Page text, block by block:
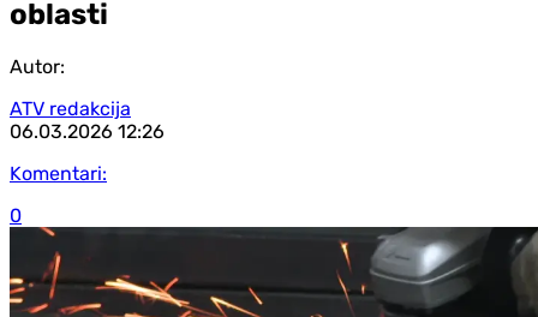
oblasti
Autor:
ATV redakcija
06.03.2026 12:26
Komentari:
0